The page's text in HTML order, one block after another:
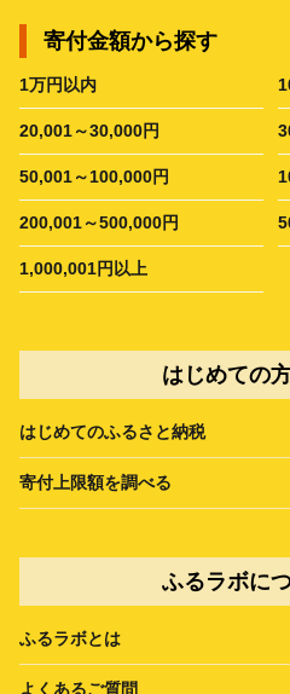
寄付金額から探す
1万円以内
20,001～30,000円
50,001～100,000円
200,001～500,000円
1,000,001円以上
はじめての
はじめてのふるさと納税
寄付上限額を調べる
ふるラボに
ふるラボとは
よくあるご質問